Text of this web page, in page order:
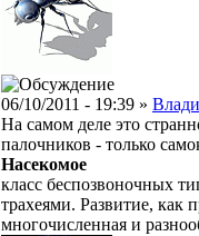
06/10/2011 - 19:39 »
На самом деле это
палочников - только
Насекомое
класс беспозвоночных
трахеями. Развитие, как
многочисленная и